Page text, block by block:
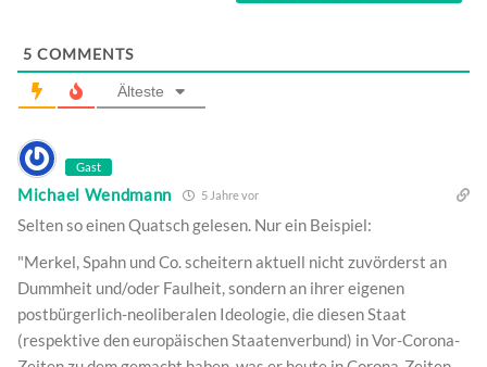
5 COMMENTS
Älteste
Gast
Michael Wendmann 5 Jahre vor
Selten so einen Quatsch gelesen. Nur ein Beispiel:
"Merkel, Spahn und Co. scheitern aktuell nicht zuvörderst an
Dummheit und/oder Faulheit, sondern an ihrer eigenen
postbürgerlich-neoliberalen Ideologie, die diesen Staat
(respektive den europäischen Staatenverbund) in Vor-Corona-